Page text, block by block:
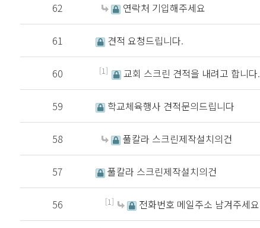
62 연락처 기입해주세요
61 견적 요청드립니다.
60 교회 스크린 견적을 내려고 합니다.
[1]
59 학교체육행사 견적문의드립니다
58 풀칼라 스크린제작설치의건
57 풀칼라 스크린제작설치의건
56 전화번호 메일주소 남겨주세요
[1]